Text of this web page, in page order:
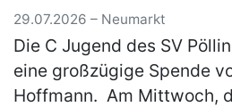
29.07.2026 – Neumarkt
Die C Jugend des SV
eine großzügige Spende
Hoffmann. Am Mittwoch,